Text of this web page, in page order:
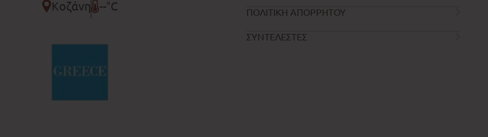
Κοζάνη --°C ΠΟΛΙΤΙΚΗ ΑΠΟΡΡΗΤΟΥ
ΣΥΝΤΕΛΕΣΤΕΣ